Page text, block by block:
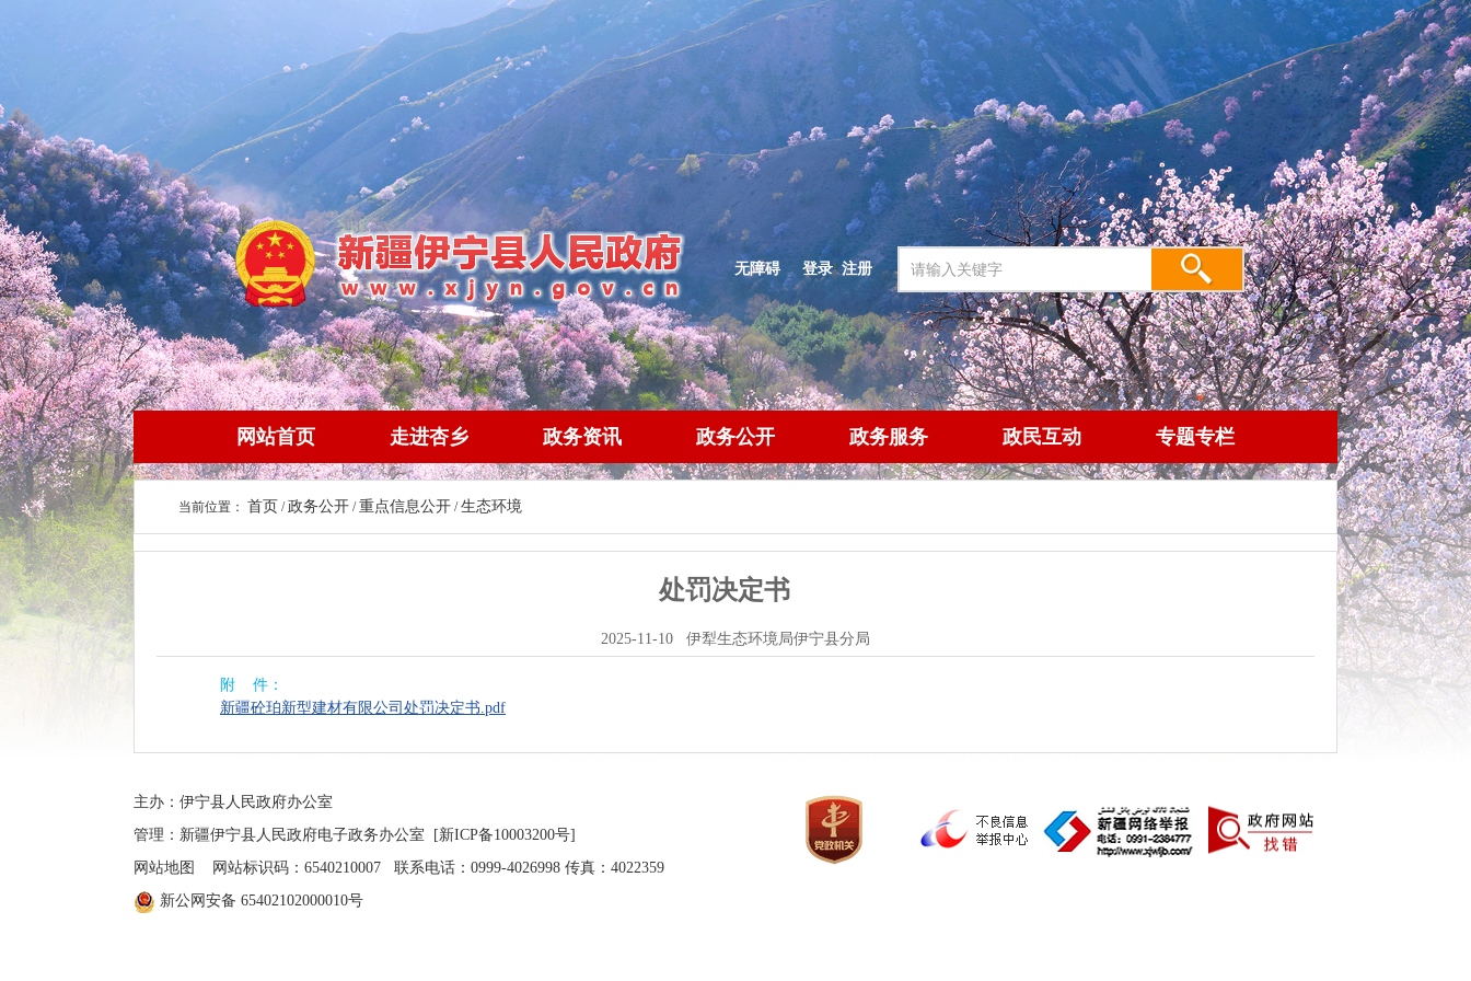
登录|注册
无障碍
网站首页 走进杏乡 政务资讯 政务公开 政务服务 政民互动 专题专栏
当前位置： 首页 /政务公开 /重点信息公开 /生态环境
处罚决定书
2025-11-10 伊犁生态环境局伊宁县分局
附 件：
新疆砼珀新型建材有限公司处罚决定书.pdf
主办：伊宁县人民政府办公室
管理：新疆伊宁县人民政府电子政务办公室
[新ICP备10003200号]
网站地图
网站标识码：6540210007 联系电话：0999-4026998 传真：4022359
新公网安备 65402102000010号